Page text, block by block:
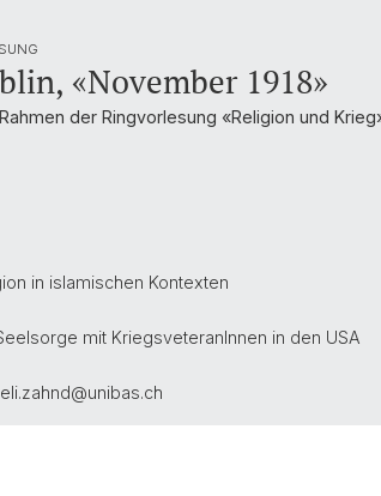
«November 1918»
der Ringvorlesung «Religion und
in islamischen Kontexten
mit KriegsveteranInnen in den USA